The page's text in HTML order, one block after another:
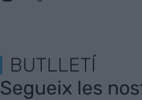
BUTLLETÍ
Segueix les